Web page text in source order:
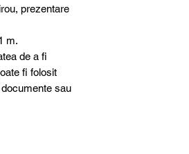
prezentare
m.
de a fi
fi folosit
sau